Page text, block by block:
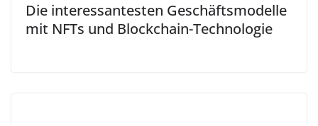
Die interessantesten Geschäftsmodelle
mit NFTs und Blockchain-Technologie